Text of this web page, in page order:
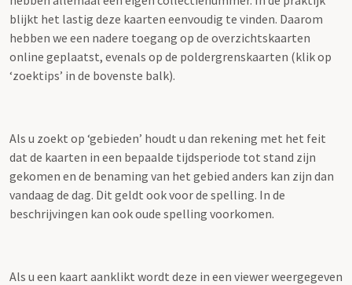
blijkt het lastig deze kaarten eenvoudig te vinden. Daarom
hebben we een nadere toegang op de overzichtskaarten
online geplaatst, evenals op de poldergrenskaarten (klik op
‘zoektips’ in de bovenste balk).
Als u zoekt op ‘gebieden’ houdt u dan rekening met het feit
dat de kaarten in een bepaalde tijdsperiode tot stand zijn
gekomen en de benaming van het gebied anders kan zijn dan
vandaag de dag. Dit geldt ook voor de spelling. In de
beschrijvingen kan ook oude spelling voorkomen.
Als u een kaart aanklikt wordt deze in een viewer weergegeven